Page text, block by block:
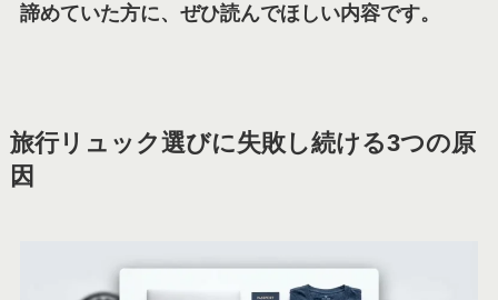
諦めていた方に、ぜひ読んでほしい内容です。
旅行リュック選びに失敗し続ける3つの原
因